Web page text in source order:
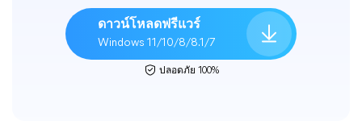
ดาวน์โหลดฟรีแวร์
Windows 11/10/8/8.1/7
ปลอดภัย 100%